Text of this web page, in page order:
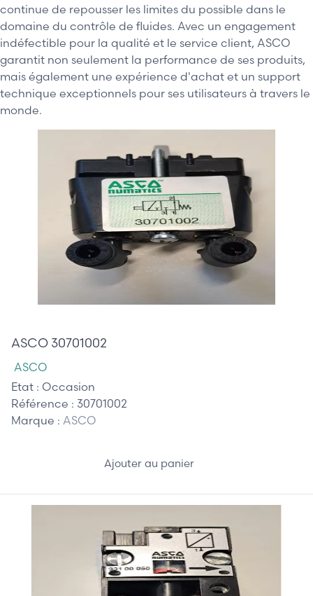
continue de repousser les limites du possible dans le
domaine du contrôle de fluides. Avec un engagement
indéfectible pour la qualité et le service client, ASCO
garantit non seulement la performance de ses produits,
mais également une expérience d'achat et un support
technique exceptionnels pour ses utilisateurs à travers le
monde.
ASCO 30701002
ASCO
Etat : Occasion
Référence : 30701002
Marque : ASCO
Ajouter au panier